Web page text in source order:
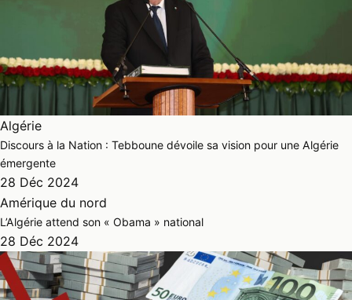
Algérie
Discours à la Nation : Tebboune dévoile sa vision pour une Algérie
émergente
28 Déc 2024
Amérique du nord
L’Algérie attend son « Obama » national
28 Déc 2024